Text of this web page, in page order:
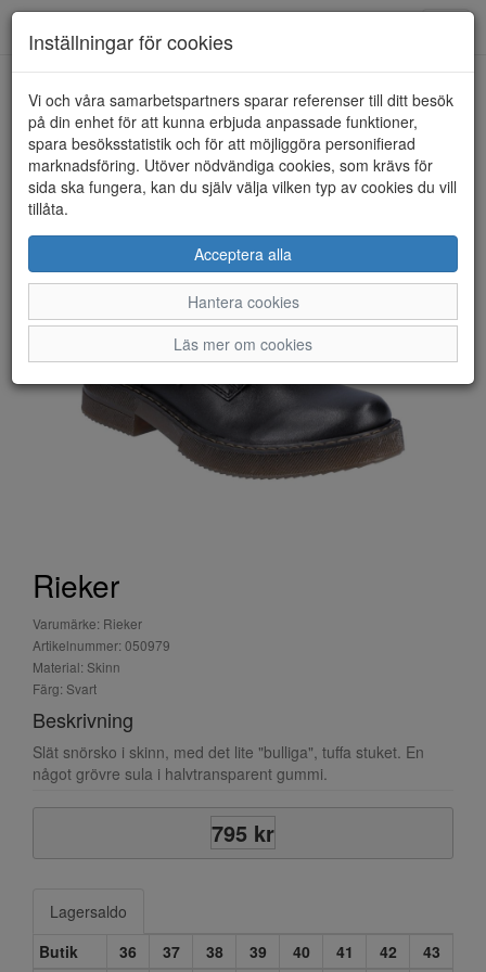
HEM RIEKER
Rieker
Varumärke: Rieker
Artikelnummer: 050979
Material: Skinn
Färg: Svart
Beskrivning
Slät snörsko i skinn, med det lite "bulliga", tuffa stuket. En
något grövre sula i halvtransparent gummi.
795 kr
Lagersaldo
Butik
36 37 38 39 40 41 42 43
Inställningar för cookies
Vi och våra samarbetspartners sparar referenser till ditt besök
på din enhet för att kunna erbjuda anpassade funktioner,
spara besöksstatistik och för att möjliggöra personifierad
marknadsföring. Utöver nödvändiga cookies, som krävs för
sida ska fungera, kan du själv välja vilken typ av cookies du vill
tillåta.
Acceptera alla
Hantera cookies
Läs mer om cookies